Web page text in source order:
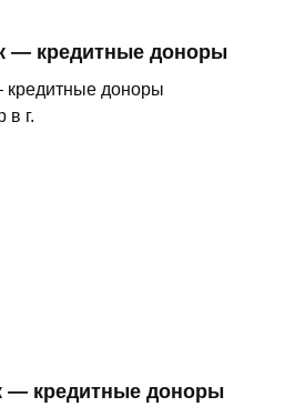
— кредитные доноры
доноры
в г.
— кредитные доноры